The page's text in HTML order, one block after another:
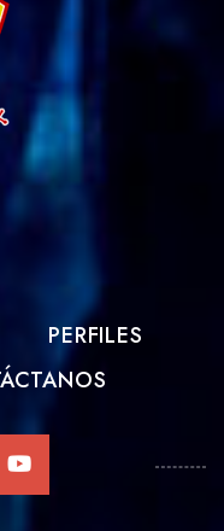
PERFILES